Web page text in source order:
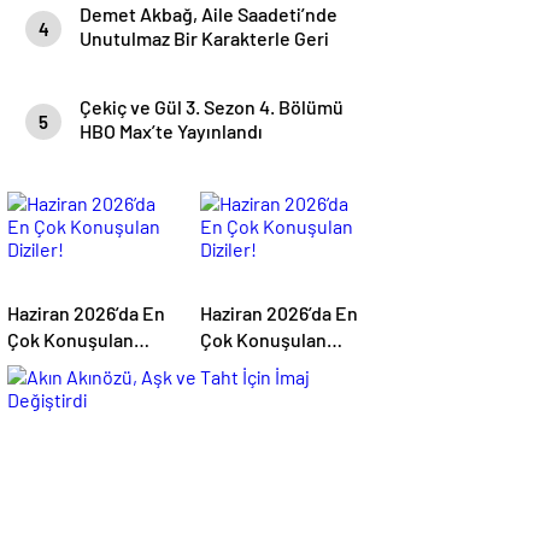
4
Demet Akbağ, Aile Saadeti’nde
Unutulmaz Bir Karakterle Geri
5
Çekiç ve Gül 3. Sezon 4. Bölümü
HBO Max’te Yayınlandı
Haziran 2026’da En
Çok Konuşulan
Diziler!
Haziran 2026’da En
Çok Konuşulan
Diziler!